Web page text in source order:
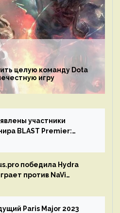
целую команду Dota
игру
участники
BLAST Premier:
победила Hydra
против NaVi
Paris Major 2023